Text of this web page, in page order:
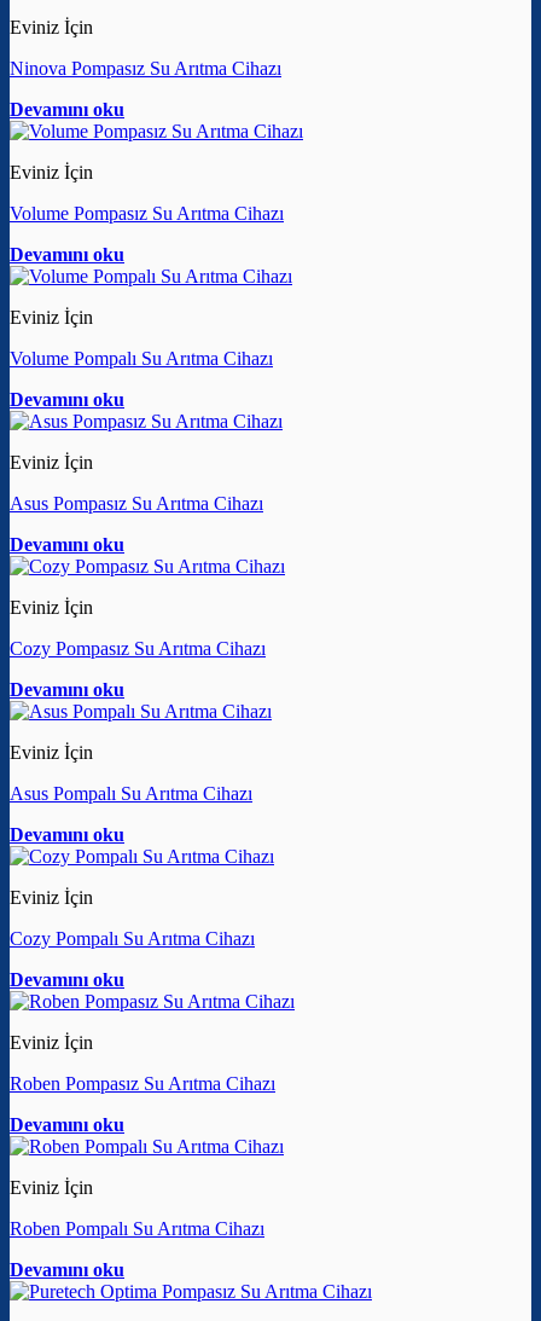
Eviniz İçin
Ninova Pompasız Su Arıtma Cihazı
Devamını oku
Eviniz İçin
Volume Pompasız Su Arıtma Cihazı
Devamını oku
Eviniz İçin
Volume Pompalı Su Arıtma Cihazı
Devamını oku
Eviniz İçin
Asus Pompasız Su Arıtma Cihazı
Devamını oku
Eviniz İçin
Cozy Pompasız Su Arıtma Cihazı
Devamını oku
Eviniz İçin
Asus Pompalı Su Arıtma Cihazı
Devamını oku
Eviniz İçin
Cozy Pompalı Su Arıtma Cihazı
Devamını oku
Eviniz İçin
Roben Pompasız Su Arıtma Cihazı
Devamını oku
Eviniz İçin
Roben Pompalı Su Arıtma Cihazı
Devamını oku